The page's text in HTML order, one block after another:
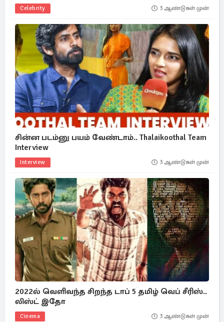
Celebrity 3 ஆண்டுகள் முன்
சின்ன படம்னு பயம் வேண்டாம்.. Thalaikoothal Team
Interview
Interview 3 ஆண்டுகள் முன்
2022ல் வெளிவந்த சிறந்த டாப் 5 தமிழ் வெப் சீரிஸ்..
லிஸ்ட் இதோ
Cinema 3 ஆண்டுகள் முன்